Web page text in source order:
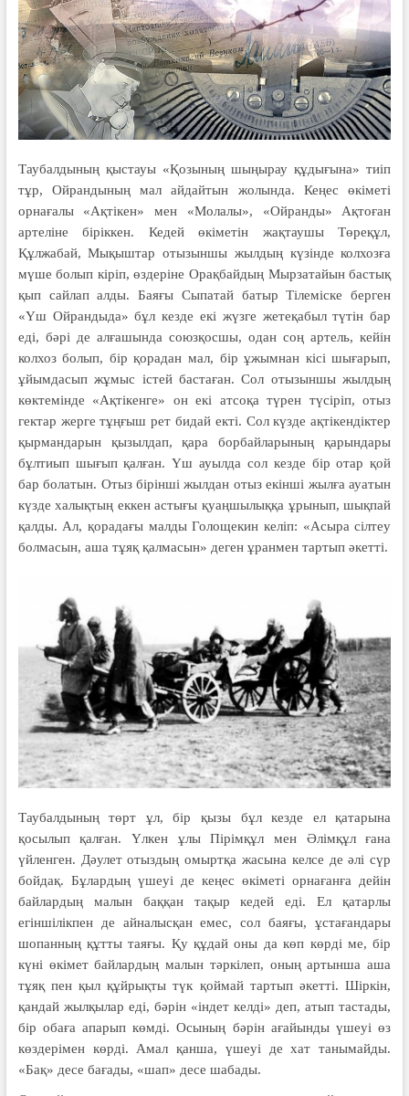
Таубалдының қыстауы «Қозының шыңырау құдығына» тиіп
тұр, Ойрандының мал айдайтын жолында. Кеңес өкіметі
орнағалы «Ақтікен» мен «Молалы», «Ойранды» Ақтоған
артеліне біріккен. Кедей өкіметін жақтаушы Төреқұл,
Құлжабай, Мықыштар отызыншы жылдың күзінде колхозға
мүше болып кіріп, өздеріне Орақбайдың Мырзатайын бастық
қып сайлап алды. Баяғы Сыпатай батыр Тілеміске берген
«Үш Ойрандыда» бұл кезде екі жүзге жетеқабыл түтін бар
еді, бәрі де алғашында союзқосшы, одан соң артель, кейін
колхоз болып, бір қорадан мал, бір ұжымнан кісі шығарып,
ұйымдасып жұмыс істей бастаған. Сол отызыншы жылдың
көктемінде «Ақтікенге» он екі атсоқа түрен түсіріп, отыз
гектар жерге тұңғыш рет бидай екті. Сол күзде ақтікендіктер
қырмандарын қызылдап, қара борбайларының қарындары
бұлтиып шығып қалған. Үш ауылда сол кезде бір отар қой
бар болатын. Отыз бірінші жылдан отыз екінші жылға ауатын
күзде халықтың еккен астығы қуаңшылыққа ұрынып, шықпай
қалды. Ал, қорадағы малды Голощекин келіп: «Асыра сілтеу
болмасын, аша тұяқ қалмасын» деген ұранмен тартып әкетті.
Таубалдының төрт ұл, бір қызы бұл кезде ел қатарына
қосылып қалған. Үлкен ұлы Пірімқұл мен Әлімқұл ғана
үйленген. Дәулет отыздың омыртқа жасына келсе де әлі сүр
бойдақ. Бұлардың үшеуі де кеңес өкіметі орнағанға дейін
байлардың малын баққан тақыр кедей еді. Ел қатарлы
егіншілікпен де айналысқан емес, сол баяғы, ұстағандары
шопанның құтты таяғы. Қу құдай оны да көп көрді ме, бір
күні өкімет байлардың малын тәркілеп, оның артынша аша
тұяқ пен қыл құйрықты түк қоймай тартып әкетті. Шіркін,
қандай жылқылар еді, бәрін «індет келді» деп, атып тастады,
бір обаға апарып көмді. Осының бәрін ағайынды үшеуі өз
көздерімен көрді. Амал қанша, үшеуі де хат танымайды.
«Бақ» десе бағады, «шап» десе шабады.